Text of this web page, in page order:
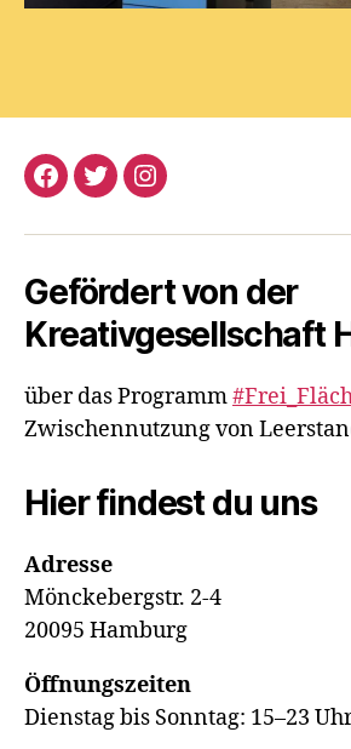
Facebook
TwitterInstagram
Gefördert von der
Kreativgesellschaft
über das Programm
Zwischennutzung von
Hier findest du uns
Adresse
Mönckebergstr. 2-4
20095 Hamburg
Öffnungszeiten
Dienstag bis Sonntag: 15–23